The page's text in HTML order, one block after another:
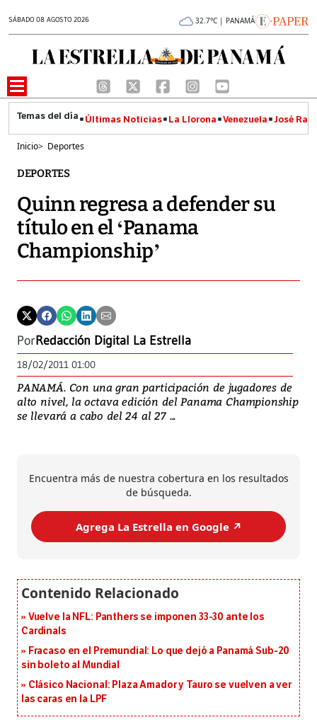
SÁBADO 08 AGOSTO 2026 32.7°C | PANAMÁ
Últimas Noticias La Llorona Venezuela José
Inicio> Deportes
DEPORTES
Quinn regresa a defender su
título en el ‘Panama
Championship’
PorRedacción Digital La Estrella
18/02/2011 01:00
PANAMÁ. Con una gran participación de jugadores de
alto nivel, la octava edición del Panama Championship
se llevará a cabo del 24 al 27 ...
Encuentra más de nuestra cobertura en los resultados
de búsqueda.
Agrega La Estrella en Google ↗️
Vuelve la NFL: Panthers se imponen 33-30 ante los
Cardinals
Fracaso en el Premundial: Lo que dejó a Panamá Sub-20
sin boleto al Mundial
Clásico Nacional: Plaza Amador y Tauro se vuelven a ver
las caras en la LPF